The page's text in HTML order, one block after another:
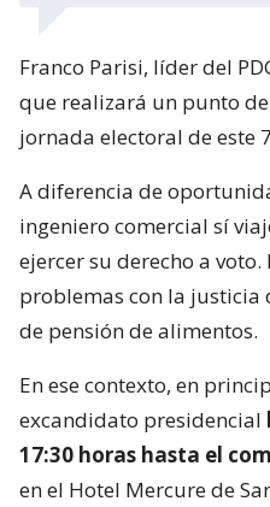
Franco Parisi, líder del
que realizará un punto
jornada electoral de este
A diferencia de
ingeniero comercial sí
ejercer su derecho a
problemas con la justicia
de pensión de alimentos.
En ese contexto, en
excandidato presidencial
17:30 horas hasta el
en el Hotel Mercure de